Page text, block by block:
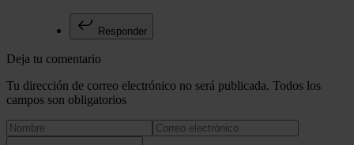
Responder
Deja tu comentario
Tu dirección de correo electrónico no será publicada. Todos los
campos son obligatorios